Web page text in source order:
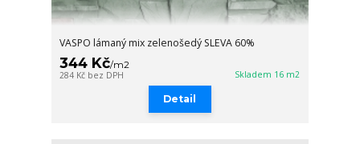
VASPO lámaný mix zelenošedý SLEVA 60%
344 Kč/m2
284 Kč bez DPH Skladem 16 m2
Detail